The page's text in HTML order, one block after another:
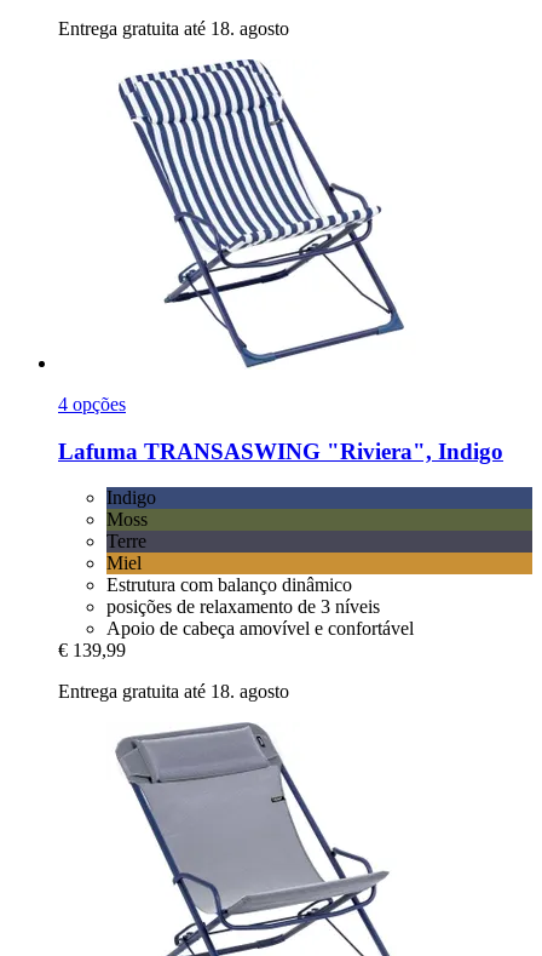
Entrega gratuita até 18. agosto
4 opções
Lafuma TRANSASWING "Riviera", Indigo
Indigo
Moss
Terre
Miel
Estrutura com balanço dinâmico
posições de relaxamento de 3 níveis
Apoio de cabeça amovível e confortável
€ 139,99
Entrega gratuita até 18. agosto